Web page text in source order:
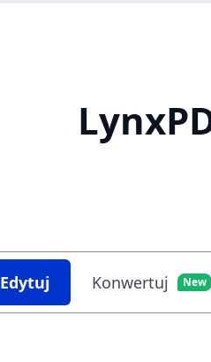
Edytuj Konwertuj New